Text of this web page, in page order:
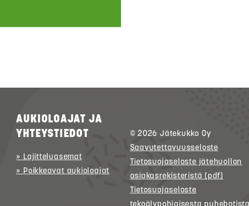
AUKIOLOAJAT JA
YHTEYSTIEDOT
» Lajitteluasemat
» Poikkeavat aukioloajat
© 2026 Jätekukko Oy
Saavutettavuusseloste
Tietosuojaseloste jätehuollon
asiakasrekisteristä (pdf)
Tietosuojaseloste
tekoälypohjaisesta puhebotista